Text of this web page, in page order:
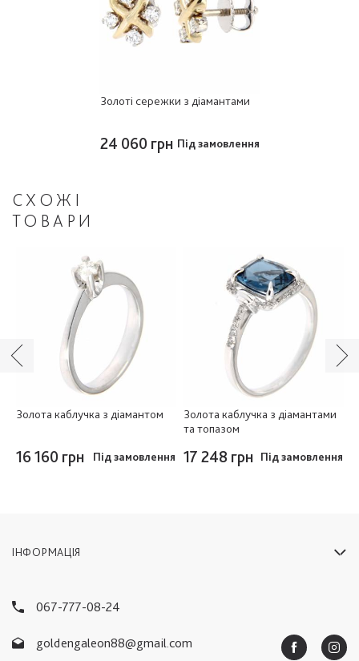
Золоті сережки з діамантами
24 060 грн Під замовлення
СХОЖІ
ТОВАРИ
Золота каблучка з діамантом
16 160 грн Під замовлення
Золота каблучка з діамантами
та топазом
17 248 грн Під замовлення
ІНФОРМАЦІЯ
067-777-08-24
goldengaleon88@gmail.com